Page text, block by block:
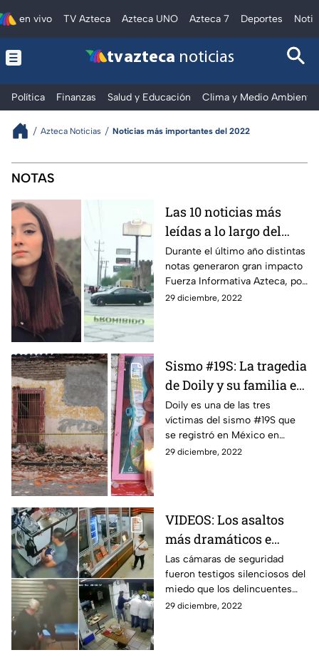
en vivo TV Azteca Azteca UNO Azteca 7 Deportes
tv azteca noticias
Política Finanzas Salud y Educación Clima y Medio Ambiente
Azteca Noticias Noticias más importantes del 2022
Las noticias más importantes
NOTAS
Las 10 noticias más
leídas a lo largo del
2022 en México
Durante el último año distintas
notas generaron gran impacto
Fuerza Informativa Azteca, por
lo que a continuación te
29 diciembre, 2022
Sismo #19S: La tragedia
de Doily y su familia en
Colima este 2022
Doily es una de las tres
víctimas del sismo #19S que
se registró en México en
septiembre del 2022 y que
29 diciembre, 2022
VIDEOS: Los asaltos
más dramáticos e
indignantes de este
2022
Las cámaras de seguridad
fueron testigos silenciosos del
miedo que los delincuentes
provocaron en cada uno de los
29 diciembre, 2022